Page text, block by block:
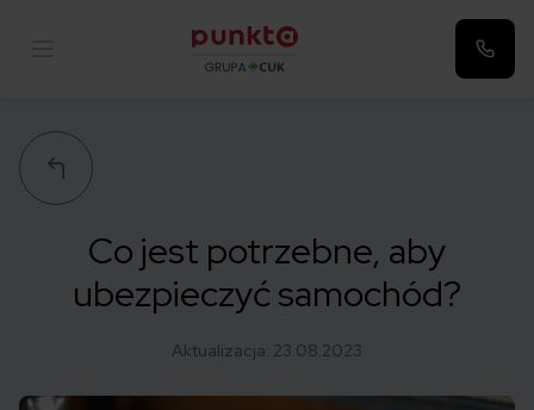
Co jest potrzebne, aby
ubezpieczyć samochód?
Aktualizacja: 23.08.2023